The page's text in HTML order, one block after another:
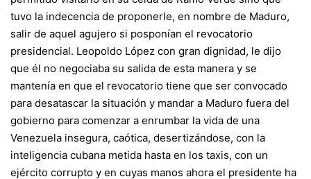
tuvo la indecencia de proponerle, en nombre de Maduro,
salir de aquel agujero si posponían el revocatorio
presidencial. Leopoldo López con gran dignidad, le dijo
que él no negociaba su salida de esta manera y se
mantenía en que el revocatorio tiene que ser convocado
para desatascar la situación y mandar a Maduro fuera del
gobierno para comenzar a enrumbar la vida de una
Venezuela insegura, caótica, desertizándose, con la
inteligencia cubana metida hasta en los taxis, con un
ejército corrupto y en cuyas manos ahora el presidente ha